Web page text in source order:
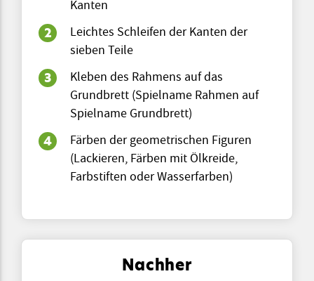
Kanten
Leichtes Schleifen der Kanten der
sieben Teile
Kleben des Rahmens auf das
Grundbrett (Spielname Rahmen auf
Spielname Grundbrett)
Färben der geometrischen Figuren
(Lackieren, Färben mit Ölkreide,
Farbstiften oder Wasserfarben)
Nachher